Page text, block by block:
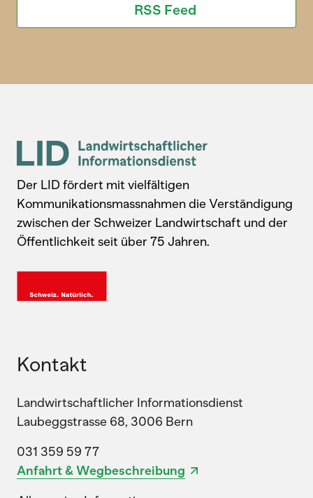
RSS Feed
Der LID fördert mit vielfältigen
Kommunikationsmassnahmen die Verständigung
zwischen der Schweizer Landwirtschaft und der
Öffentlichkeit seit über 75 Jahren.
Kontakt
Landwirtschaftlicher Informationsdienst
Laubeggstrasse 68, 3006 Bern
031 359 59 77
Anfahrt & Wegbeschreibung